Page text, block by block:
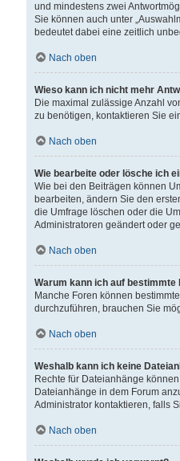
und mindestens zwei
Sie können auch unter
bedeutet dabei eine zeitlich
Nach oben
Wieso kann ich nicht mehr
Die maximal zulässige Anzahl
zu benötigen, kontaktieren Sie
Nach oben
Wie bearbeite oder lösche ich
Wie bei den Beiträgen können
bearbeiten, ändern Sie den
die Umfrage löschen oder die
Administratoren geändert oder
Nach oben
Warum kann ich auf bestimmte
Manche Foren können
durchzuführen, brauchen Sie
Nach oben
Weshalb kann ich keine
Rechte für Dateianhänge
Dateianhänge in dem Forum
Administrator kontaktieren, falls
Nach oben